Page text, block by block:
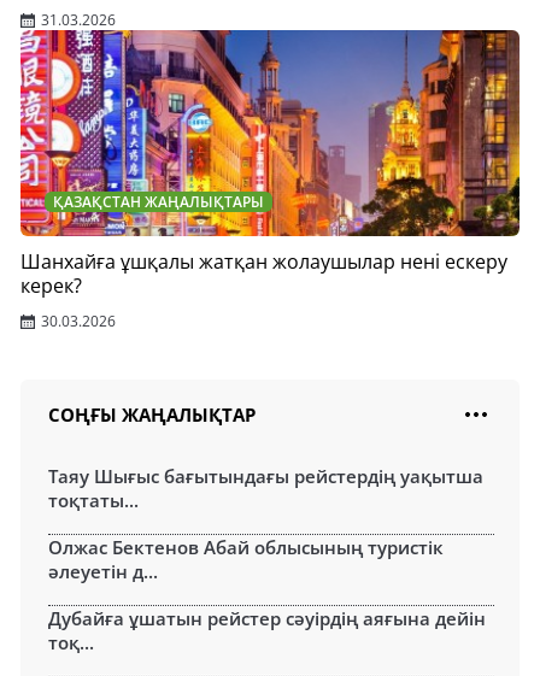
31.03.2026
ҚАЗАҚСТАН ЖАҢАЛЫҚТАРЫ
Шанхайға ұшқалы жатқан жолаушылар нені ескеру
керек?
30.03.2026
СОҢҒЫ ЖАҢАЛЫҚТАР
Таяу Шығыс бағытындағы рейстердің уақытша
тоқтаты...
Олжас Бектенов Абай облысының туристік
әлеуетін д...
Дубайға ұшатын рейстер сәуірдің аяғына дейін
тоқ...